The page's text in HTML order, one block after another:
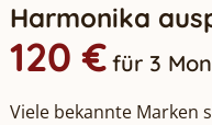
Harmonika
120 € für 3
Viele bekannte Marken